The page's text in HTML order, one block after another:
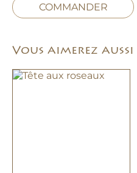
COMMANDER
Vous aimerez aussi